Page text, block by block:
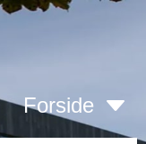
Forside